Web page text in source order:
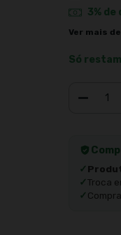
3%
Ver mais
Só restam
✓
✓Troca
✓ Compra